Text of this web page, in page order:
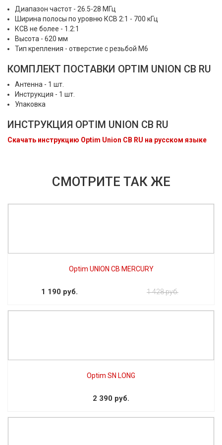
Диапазон частот - 26.5-28 МГц
Ширина полосы по уровню КСВ 2:1 - 700 кГц
КСВ не более - 1.2:1
Высота - 620 мм
Тип крепления - отверстие с резьбой М6
КОМПЛЕКТ ПОСТАВКИ OPTIM UNION CB RU
Антенна - 1 шт.
Инструкция - 1 шт.
Упаковка
ИНСТРУКЦИЯ OPTIM UNION CB RU
Скачать инструкцию Optim Union CB RU на русском языке
СМОТРИТЕ ТАК ЖЕ
Optim UNION CB MERCURY
1 190 руб. 1 428 руб.
Optim SN LONG
2 390 руб.